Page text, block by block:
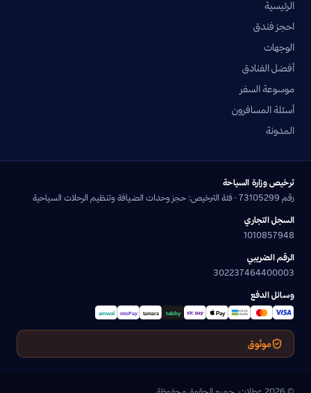
الرئيسية
احجز فندق
الوجهات
أفضل الفنادق
موسوعة السفر
أسئلة المسافرون
المدونة
ترخيص وزارة السياحة
رقم 73105299 · فئة الترخيص: حجز وحدات الضيافة وتنظيم الرحلات السياحية
السجل التجاري
1010857948
الرقم الضريبي
302237464400003
وسائل الدفع
موثوق